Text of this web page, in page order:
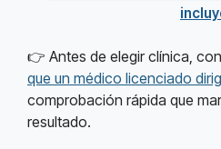
👉 Antes de elegir clínica,
que un médico licenciado
comprobación rápida que
resultado.